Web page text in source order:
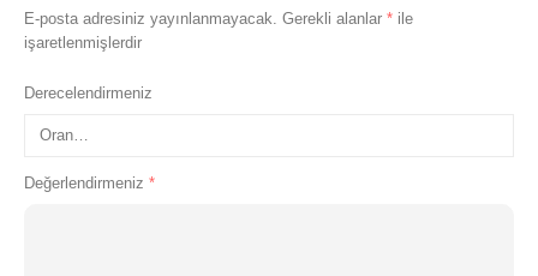
E-posta adresiniz yayınlanmayacak. Gerekli alanlar * ile
işaretlenmişlerdir
Derecelendirmeniz
Değerlendirmeniz *